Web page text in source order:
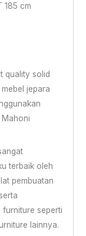
185 cm
quality solid
jepara
terbaik oleh
pembuatan
furniture seperti
lainnya.